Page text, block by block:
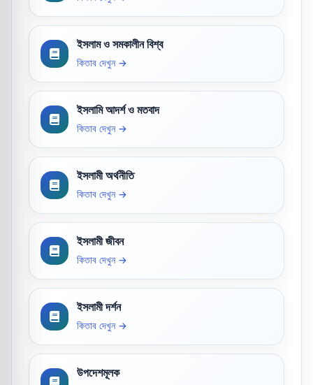
ইসলাম ও সমকালীন বিশ্ব
কিতাব দেখুন →
ইসলামি আদর্শ ও মতবাদ
কিতাব দেখুন →
ইসলামী অর্থনীতি
কিতাব দেখুন →
ইসলামী জীবন
কিতাব দেখুন →
ইসলামী দর্শন
কিতাব দেখুন →
উপদেশমূলক